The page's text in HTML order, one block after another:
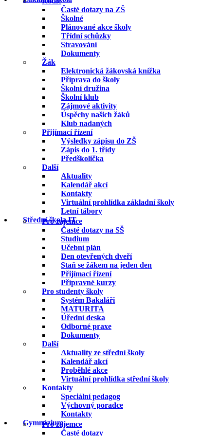
Časté dotazy na ZŠ
Školné
Plánované akce školy
Třídní schůzky
Stravování
Dokumenty
Žák
Elektronická žákovská knížka
Příprava do školy
Školní družina
Školní klub
Zájmové aktivity
Úspěchy našich žáků
Klub nadaných
Přijímací řízení
Výsledky zápisu do ZŠ
Zápis do 1. třídy
Předškolička
Další
Aktuality
Kalendář akcí
Kontakty
Virtuální prohlídka základní školy
Letní tábory
Střední škola IT
Pro zájemce
Časté dotazy na SŠ
Studium
Učební plán
Den otevřených dveří
Staň se žákem na jeden den
Přijímací řízení
Přípravné kurzy
Pro studenty školy
Systém Bakaláři
MATURITA
Úřední deska
Odborné praxe
Dokumenty
Další
Aktuality ze střední školy
Kalendář akcí
Proběhlé akce
Virtuální prohlídka střední školy
Kontakty
Speciální pedagog
Výchovný poradce
Kontakty
Gymnázium
Pro zájemce
Časté dotazy